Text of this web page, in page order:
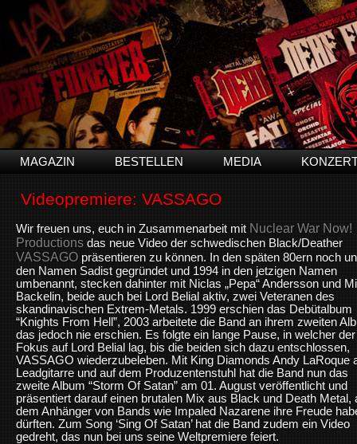
MAGAZIN BESTELLEN MEDIA
Videopremiere: VASSAGO
Wir freuen uns, euch in Zusammenarbeit mit Nuclear War Now!
Productions das neue Video der schwedischen Black/Deather
VASSAGO präsentieren zu können. In den späten 80ern noch
den Namen Sadist gegründet und 1994 in den jetzigen Namen
umbenannt, stecken dahinter mit Niclas „Pepa“ Andersson und
Backelin, beide auch bei Lord Belial aktiv, zwei Veteranen des
skandinavischen Extrem-Metals. 1999 erschien das Debütalbum
“Knights From Hell”, 2003 arbeitete die Band an ihrem zweiten
das jedoch nie erschien. Es folgte ein lange Pause, in welcher der
Fokus auf Lord Belial lag, bis die beiden sich dazu entschlossen,
VASSAGO wiederzubeleben. Mit King Diamonds Andy LaRoque
Leadgitarre und auf dem Produzentenstuhl hat die Band nun das
zweite Album “Storm Of Satan” am 01. August veröffentlicht und
präsentiert darauf einen brutalen Mix aus Black und Death Metal,
dem Anhänger von Bands wie Impaled Nazarene ihre Freude
dürften. Zum Song ‘Sing Of Satan’ hat die Band zudem ein Video
gedreht, das nun bei uns seine Weltpremiere feiert.